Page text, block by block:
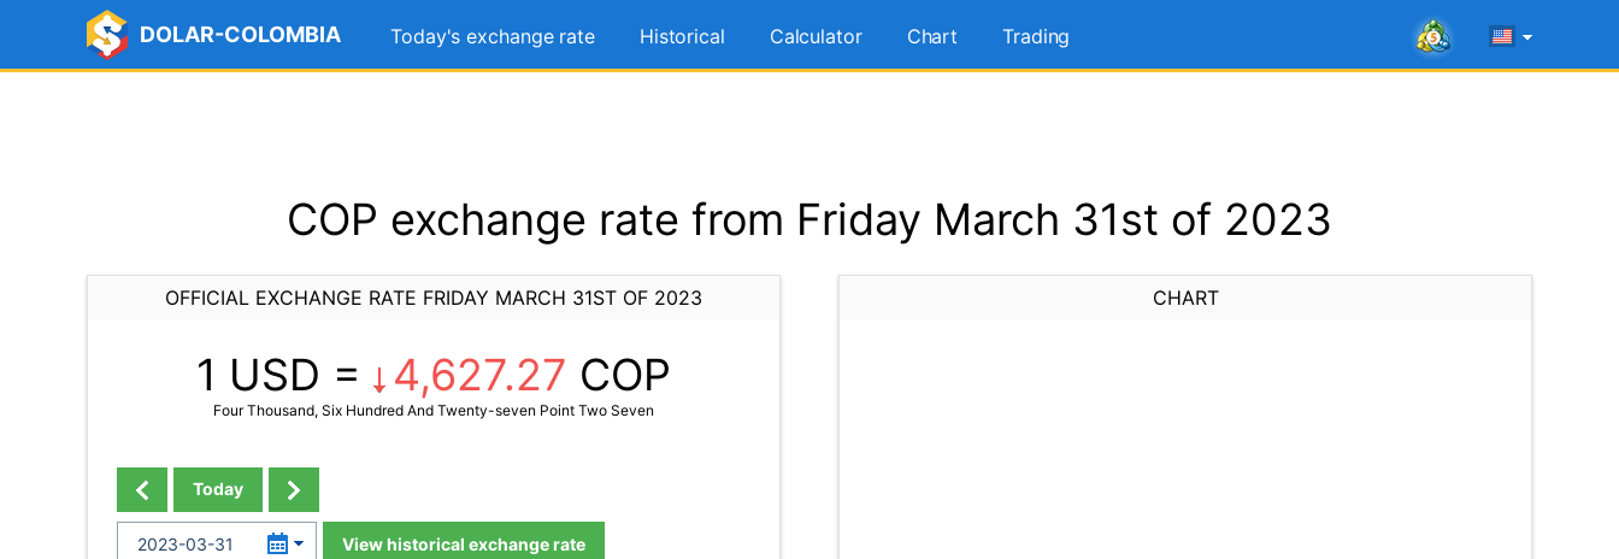
DOLAR-COLOMBIA Today's exchange rate Historical Calculator Chart Trading
COP exchange rate from Friday March 31st of 2023
OFFICIAL EXCHANGE RATE FRIDAY MARCH 31ST OF 2023
1 USD = 4,627.27 COP
Four Thousand, Six Hundred And Twenty-seven Point Two Seven
Today
View historical exchange rate
CHART